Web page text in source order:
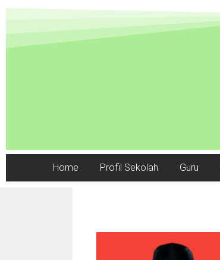
Home Profil Sekolah Guru